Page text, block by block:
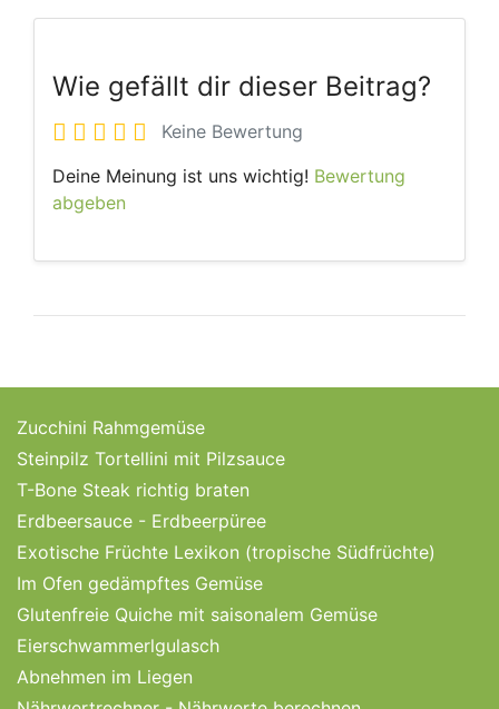
Wie gefällt dir dieser Beitrag?
Keine Bewertung
Deine Meinung ist uns wichtig! Bewertung
abgeben
Zucchini Rahmgemüse
Steinpilz Tortellini mit Pilzsauce
T-Bone Steak richtig braten
Erdbeersauce - Erdbeerpüree
Exotische Früchte Lexikon (tropische Südfrüchte)
Im Ofen gedämpftes Gemüse
Glutenfreie Quiche mit saisonalem Gemüse
Eierschwammerlgulasch
Abnehmen im Liegen